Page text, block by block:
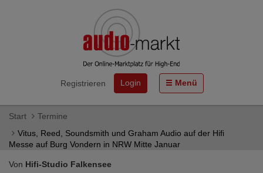
Registrieren Login Menü
Start
Termine
Vitus, Reed, Soundsmith und Graham Audio auf der Hifi
Messe auf Burg Vondern in NRW Mitte Januar
Von Hifi-Studio Falkensee